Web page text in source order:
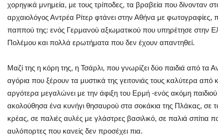
χορηγικά μνημεία, με τους τρίποδες, τα βραβεία που δίνονταν
αρχαιολόγος Αντρέα Ρίτερ φτάνει στην Αθήνα με φωτογραφίες,
παππού της: ενός Γερμανού αξιωματικού που υπηρέτησε στην
Πολέμου και πολλά ερωτήματα που δεν έχουν απαντηθεί.
Μαζί της η κόρη της, η Τσάρλι, που γνωρίζει δύο παιδιά από τα
αγόρια που ξέρουν τα μυστικά της γειτονιάς τους καλύτερα
αργότερα μεγαλώνει με την άφιξη του Ερμή -ενός ακόμη παιδιού
ακολούθησα ένα κυνήγι θησαυρού στα σοκάκια της Πλάκας, σε
κρέας, σε παλιές αυλές με γλάστρες βασιλικό, σε παλιά σπίτια
αυλόπορτες που κανείς δεν προσέχει πια.